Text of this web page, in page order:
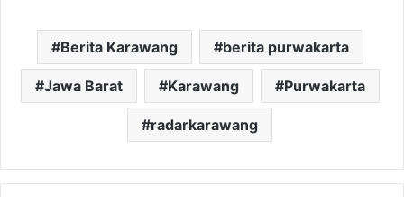
Berita Karawang berita purwakarta
Jawa Barat Karawang Purwakarta
radarkarawang